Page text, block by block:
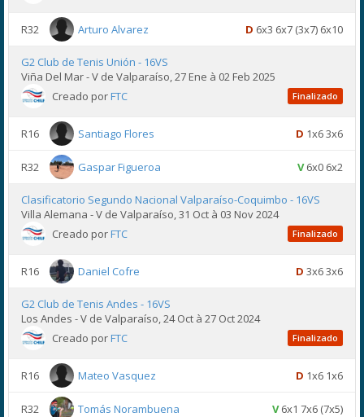
R32 Arturo Alvarez D 6x3 6x7 (3x7) 6x10
G2 Club de Tenis Unión - 16VS
Viña Del Mar - V de Valparaíso, 27 Ene à 02 Feb 2025
Creado porFTC Finalizado
R16 Santiago Flores D 1x6 3x6
R32 Gaspar Figueroa V6x0 6x2
Clasificatorio Segundo Nacional Valparaíso-Coquimbo - 16VS
Villa Alemana - V de Valparaíso, 31 Oct à 03 Nov 2024
Creado porFTC Finalizado
R16 Daniel Cofre D 3x6 3x6
G2 Club de Tenis Andes - 16VS
Los Andes - V de Valparaíso, 24 Oct à 27 Oct 2024
Creado porFTC Finalizado
R16 Mateo Vasquez D 1x6 1x6
R32 Tomás Norambuena V6x1 7x6 (7x5)